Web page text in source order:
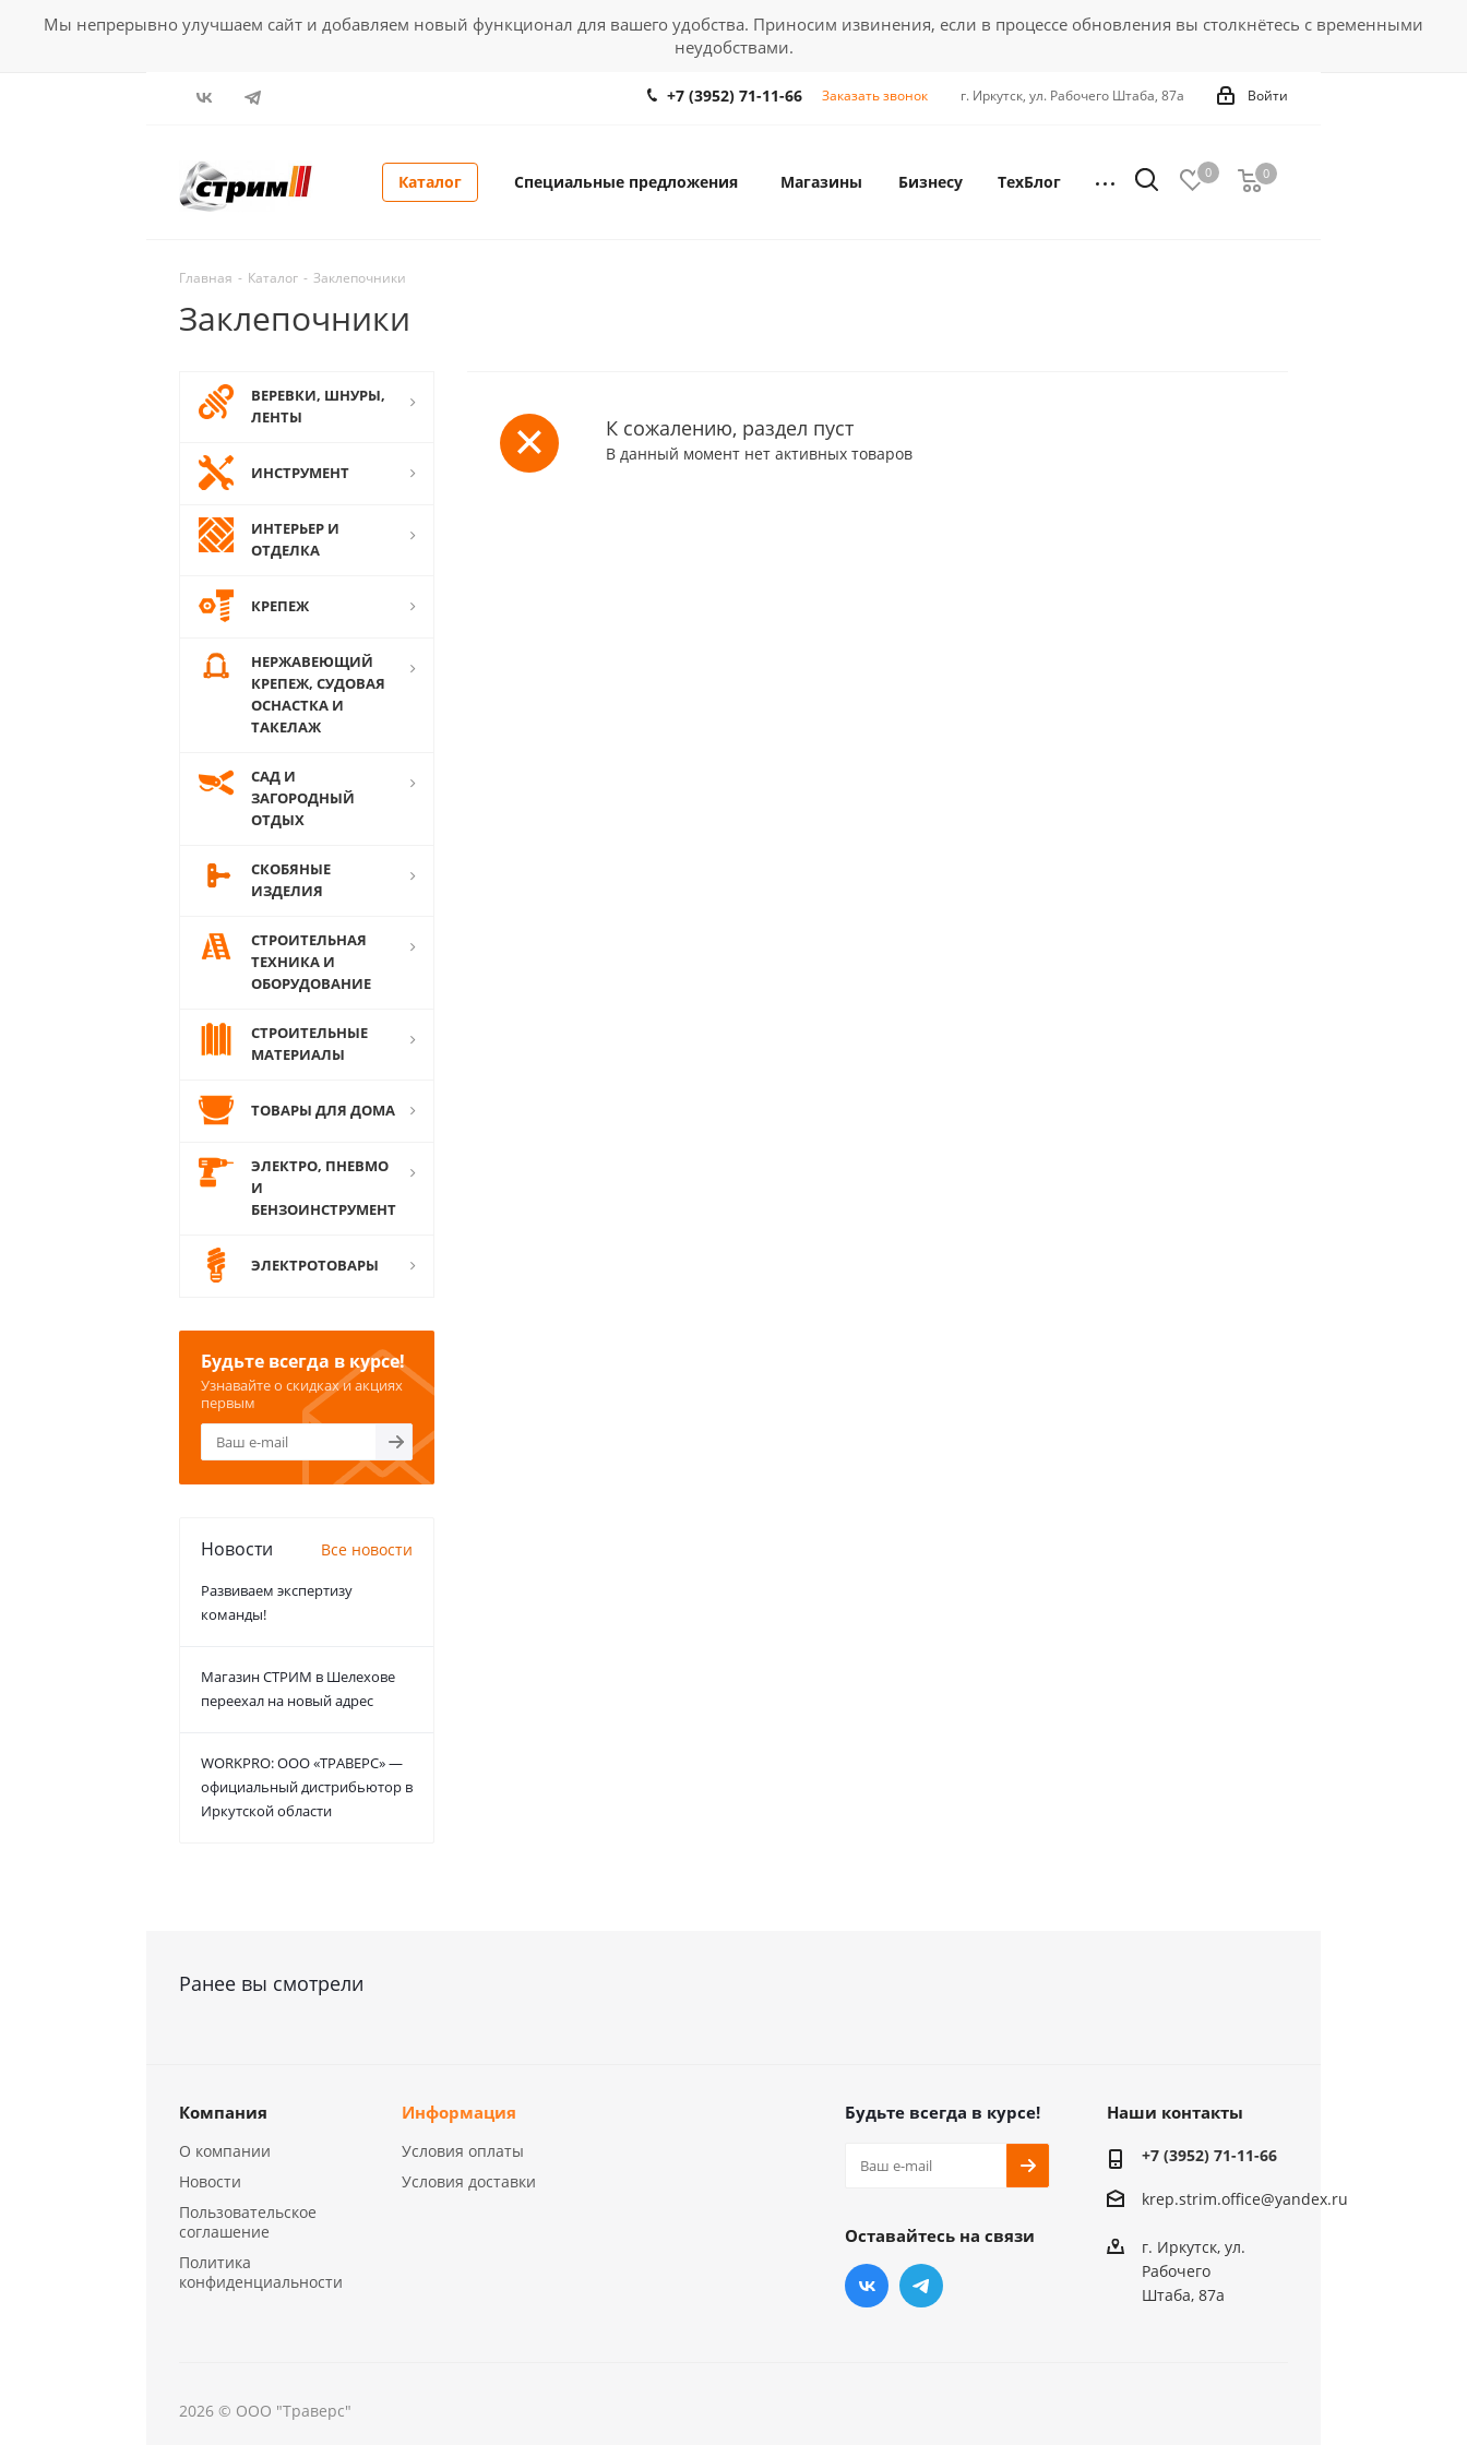
Мы непрерывно улучшаем сайт и добавляем новый функционал для вашего удобства. Приносим извинения, если в процессе обновления вы столкнётесь с временными
неудобствами.
Войти
г. Иркутск, ул. Рабочего Штаба, 87а
+7 (3952) 71-11-66 Заказать звонок
0 0
0
Каталог Специальные предложения Магазины Бизнесу ТехБлог
Главная - Каталог - Заклепочники
Заклепочники
К сожалению, раздел пуст
В данный момент нет активных товаров
ВЕРЕВКИ, ШНУРЫ,
ЛЕНТЫ
ИНСТРУМЕНТ
ИНТЕРЬЕР И
ОТДЕЛКА
КРЕПЕЖ
НЕРЖАВЕЮЩИЙ
КРЕПЕЖ, СУДОВАЯ
ОСНАСТКА И
ТАКЕЛАЖ
САД И
ЗАГОРОДНЫЙ
ОТДЫХ
СКОБЯНЫЕ
ИЗДЕЛИЯ
СТРОИТЕЛЬНАЯ
ТЕХНИКА И
ОБОРУДОВАНИЕ
СТРОИТЕЛЬНЫЕ
МАТЕРИАЛЫ
ТОВАРЫ ДЛЯ ДОМА
ЭЛЕКТРО, ПНЕВМО
И
БЕНЗОИНСТРУМЕНТ
ЭЛЕКТРОТОВАРЫ
Будьте всегда в курсе!
Узнавайте о скидках и акциях
первым
Новости Все новости
Развиваем экспертизу
команды!
Магазин СТРИМ в Шелехове
переехал на новый адрес
WORKPRO: ООО «ТРАВЕРС» —
официальный дистрибьютор в
Иркутской области
Ранее вы смотрели
Компания
О компании
Новости
Пользовательское
соглашение
Политика
конфиденциальности
Информация
Условия оплаты
Условия доставки
Будьте всегда в курсе!
Оставайтесь на связи
Наши контакты
+7 (3952) 71-11-66
krep.strim.office@yandex.ru
г. Иркутск, ул.
Рабочего
Штаба, 87а
2026 © ООО "Траверс"